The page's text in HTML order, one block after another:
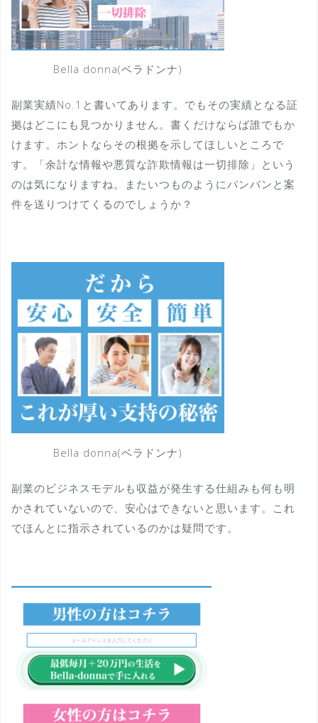
Bella donna(ベラドンナ)
副業実績No.1と書いてあります。でもその実績となる証
拠はどこにも見つかりません。書くだけならば誰でもか
けます。ホントならその根拠を示してほしいところで
す。「余計な情報や悪質な詐欺情報は一切排除」という
のは気になりますね。またいつものようにバンバンと案
件を送りつけてくるのでしょうか？
Bella donna(ベラドンナ)
副業のビジネスモデルも収益が発生する仕組みも何も明
かされていないので、安心はできないと思います。これ
でほんとに指示されているのかは疑問です。